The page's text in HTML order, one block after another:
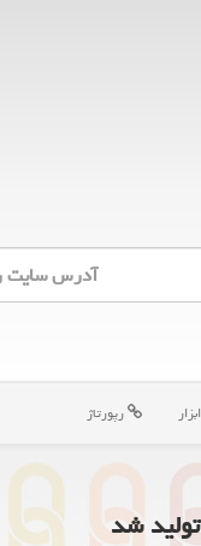
ابزار رپورتاژ